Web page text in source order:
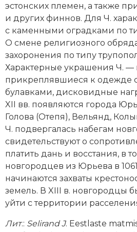
Генеалогия, геральдика
Государство и право
Европа
Империи
Историческая география и
История материальной и
История международных
История, философия, теория
исторического знания
Итория международных
Новейшая история
эст онских племен, а также
и других финнов. Для Ч.
с каменными оградками по
О смене религиозного
захоронения по типу
Характерные украшения Ч. —
прикреплявшиеся к одежде
булавками, дисковидные
XII вв. появляются города
Голова (Отепя), Вельянд,
Ч. подвергалась набегам
свидетельствуют о
платить дань и восстания, в
новгородцев из Юрьева в
начинаются захваты
земель. В XIII в. новгородцы
уйти с территории
Лит.: Selirand J. Eestlaste